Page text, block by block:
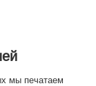
мы печатаем